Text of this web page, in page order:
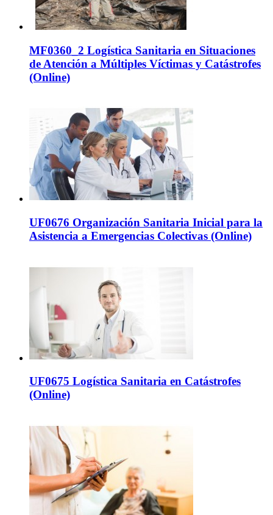
MF0360_2 Logística Sanitaria en Situaciones
de Atención a Múltiples Víctimas y Catástrofes
(Online)
UF0676 Organización Sanitaria Inicial para la
Asistencia a Emergencias Colectivas (Online)
UF0675 Logística Sanitaria en Catástrofes
(Online)